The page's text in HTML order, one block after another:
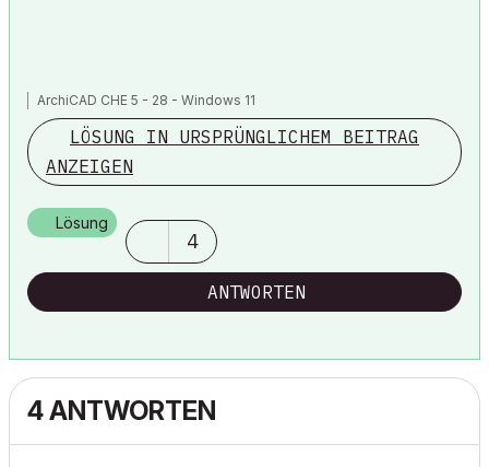
ArchiCAD CHE 5 - 28 - Windows 11
LÖSUNG IN URSPRÜNGLICHEM BEITRAG
ANZEIGEN
Lösung
4
ANTWORTEN
4 ANTWORTEN